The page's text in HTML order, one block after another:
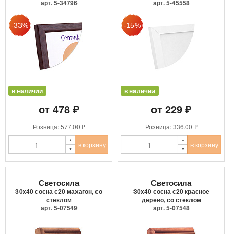
арт. 5-34796
в наличии
от 478 ₽
Розница: 577.00 ₽
в корзину
арт. 5-45558
в наличии
от 229 ₽
Розница: 336.00 ₽
в корзину
Светосила
30x40 сосна с20 махагон, со
стеклом
арт. 5-07549
Светосила
30x40 сосна с20 красное
дерево, со стеклом
арт. 5-07548